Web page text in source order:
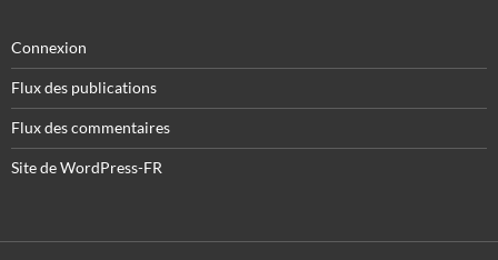
Connexion
Flux des publications
Flux des commentaires
Site de WordPress-FR